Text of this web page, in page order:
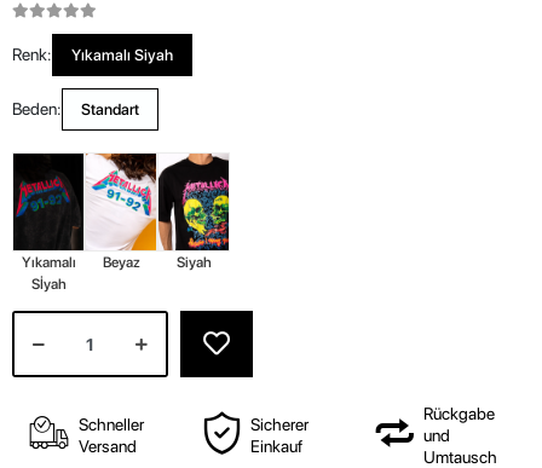
Renk: Yıkamalı Siyah
Beden: Standart
Yıkamalı
Sİyah
Beyaz Siyah
Schneller
Versand
Sicherer
Einkauf
Rückgabe
und
Umtausch